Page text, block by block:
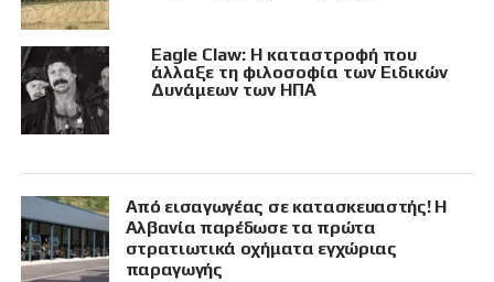
Eagle Claw: Η καταστροφή που
άλλαξε τη φιλοσοφία των Ειδικών
Δυνάμεων των ΗΠΑ
Από εισαγωγέας σε κατασκευαστής! Η
Αλβανία παρέδωσε τα πρώτα
στρατιωτικά οχήματα εγχώριας
παραγωγής